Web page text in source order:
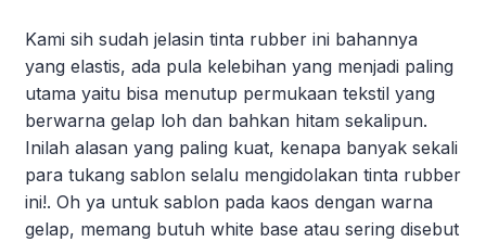
Kami sih sudah jelasin tinta rubber ini bahannya
yang elastis, ada pula kelebihan yang menjadi paling
utama yaitu bisa menutup permukaan tekstil yang
berwarna gelap loh dan bahkan hitam sekalipun.
Inilah alasan yang paling kuat, kenapa banyak sekali
para tukang sablon selalu mengidolakan tinta rubber
ini!. Oh ya untuk sablon pada kaos dengan warna
gelap, memang butuh white base atau sering disebut